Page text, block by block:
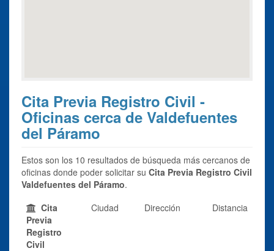
Cita Previa Registro Civil -
Oficinas cerca de Valdefuentes
del Páramo
Estos son los 10 resultados de búsqueda más cercanos de
oficinas donde poder solicitar su Cita Previa Registro Civil
Valdefuentes del Páramo.
Cita
Previa
Registro
Civil
Ciudad Dirección Distancia